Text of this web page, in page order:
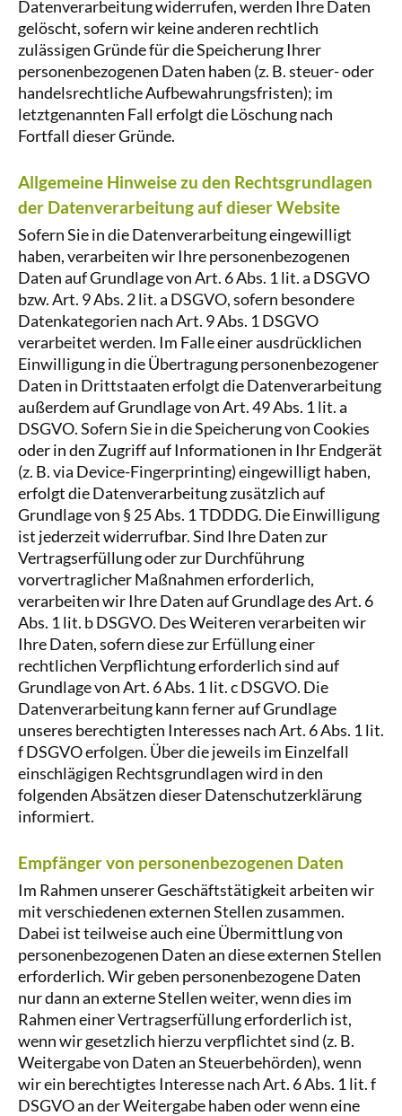
Datenverarbeitung widerrufen, werden Ihre Daten
gelöscht, sofern wir keine anderen rechtlich
zulässigen Gründe für die Speicherung Ihrer
personenbezogenen Daten haben (z. B. steuer- oder
handelsrechtliche Aufbewahrungsfristen); im
letztgenannten Fall erfolgt die Löschung nach
Fortfall dieser Gründe.
Allgemeine Hinweise zu den Rechtsgrundlagen
der Datenverarbeitung auf dieser Website
Sofern Sie in die Datenverarbeitung eingewilligt
haben, verarbeiten wir Ihre personenbezogenen
Daten auf Grundlage von Art. 6 Abs. 1 lit. a DSGVO
bzw. Art. 9 Abs. 2 lit. a DSGVO, sofern besondere
Datenkategorien nach Art. 9 Abs. 1 DSGVO
verarbeitet werden. Im Falle einer ausdrücklichen
Einwilligung in die Übertragung personenbezogener
Daten in Drittstaaten erfolgt die Datenverarbeitung
außerdem auf Grundlage von Art. 49 Abs. 1 lit. a
DSGVO. Sofern Sie in die Speicherung von Cookies
oder in den Zugriff auf Informationen in Ihr Endgerät
(z. B. via Device-Fingerprinting) eingewilligt haben,
erfolgt die Datenverarbeitung zusätzlich auf
Grundlage von § 25 Abs. 1 TDDDG. Die Einwilligung
ist jederzeit widerrufbar. Sind Ihre Daten zur
Vertragserfüllung oder zur Durchführung
vorvertraglicher Maßnahmen erforderlich,
verarbeiten wir Ihre Daten auf Grundlage des Art. 6
Abs. 1 lit. b DSGVO. Des Weiteren verarbeiten wir
Ihre Daten, sofern diese zur Erfüllung einer
rechtlichen Verpflichtung erforderlich sind auf
Grundlage von Art. 6 Abs. 1 lit. c DSGVO. Die
Datenverarbeitung kann ferner auf Grundlage
unseres berechtigten Interesses nach Art. 6 Abs. 1 lit.
f DSGVO erfolgen. Über die jeweils im Einzelfall
einschlägigen Rechtsgrundlagen wird in den
folgenden Absätzen dieser Datenschutzerklärung
informiert.
Empfänger von personenbezogenen Daten
Im Rahmen unserer Geschäftstätigkeit arbeiten wir
mit verschiedenen externen Stellen zusammen.
Dabei ist teilweise auch eine Übermittlung von
personenbezogenen Daten an diese externen Stellen
erforderlich. Wir geben personenbezogene Daten
nur dann an externe Stellen weiter, wenn dies im
Rahmen einer Vertragserfüllung erforderlich ist,
wenn wir gesetzlich hierzu verpflichtet sind (z. B.
Weitergabe von Daten an Steuerbehörden), wenn
wir ein berechtigtes Interesse nach Art. 6 Abs. 1 lit. f
DSGVO an der Weitergabe haben oder wenn eine